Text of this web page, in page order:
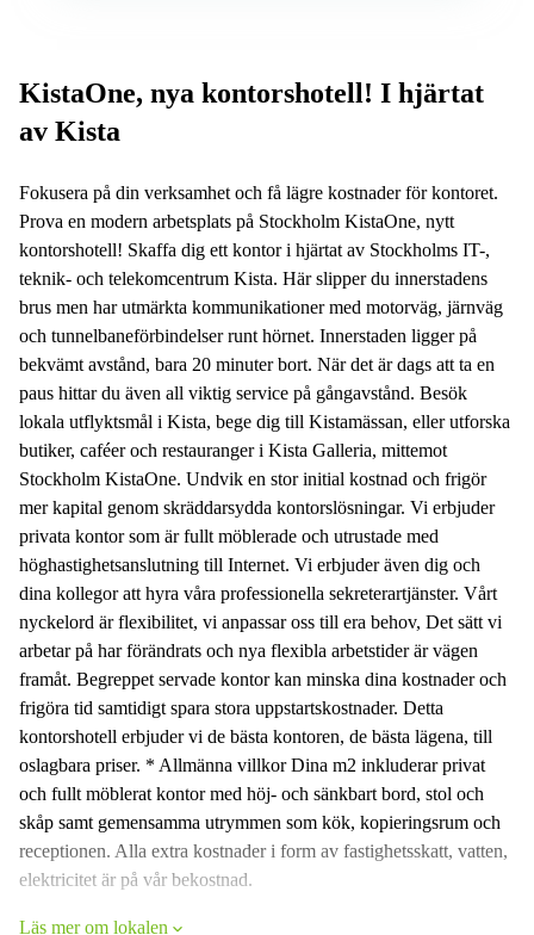
KistaOne, nya kontorshotell! I hjärtat
av Kista
Fokusera på din verksamhet och få lägre kostnader för kontoret.
Prova en modern arbetsplats på Stockholm KistaOne, nytt
kontorshotell! Skaffa dig ett kontor i hjärtat av Stockholms IT-,
teknik- och telekomcentrum Kista. Här slipper du innerstadens
brus men har utmärkta kommunikationer med motorväg, järnväg
och tunnelbaneförbindelser runt hörnet. Innerstaden ligger på
bekvämt avstånd, bara 20 minuter bort. När det är dags att ta en
paus hittar du även all viktig service på gångavstånd. Besök
lokala utflyktsmål i Kista, bege dig till Kistamässan, eller utforska
butiker, caféer och restauranger i Kista Galleria, mittemot
Stockholm KistaOne. Undvik en stor initial kostnad och frigör
mer kapital genom skräddarsydda kontorslösningar. Vi erbjuder
privata kontor som är fullt möblerade och utrustade med
höghastighetsanslutning till Internet. Vi erbjuder även dig och
dina kollegor att hyra våra professionella sekreterartjänster. Vårt
nyckelord är flexibilitet, vi anpassar oss till era behov, Det sätt vi
arbetar på har förändrats och nya flexibla arbetstider är vägen
framåt. Begreppet servade kontor kan minska dina kostnader och
frigöra tid samtidigt spara stora uppstartskostnader. Detta
kontorshotell erbjuder vi de bästa kontoren, de bästa lägena, till
oslagbara priser. * Allmänna villkor Dina m2 inkluderar privat
och fullt möblerat kontor med höj- och sänkbart bord, stol och
skåp samt gemensamma utrymmen som kök, kopieringsrum och
receptionen. Alla extra kostnader i form av fastighetsskatt, vatten,
elektricitet är på vår bekostnad.
Läs mer om lokalen